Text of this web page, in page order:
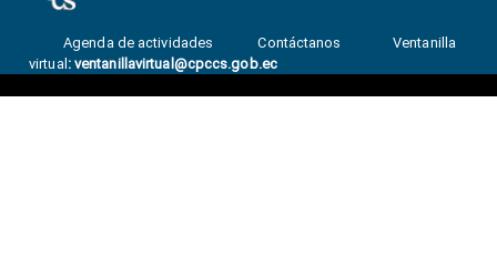
Agenda de actividades Contáctanos
Ventanilla
virtual : ventanillavirtual@cpccs.gob.ec